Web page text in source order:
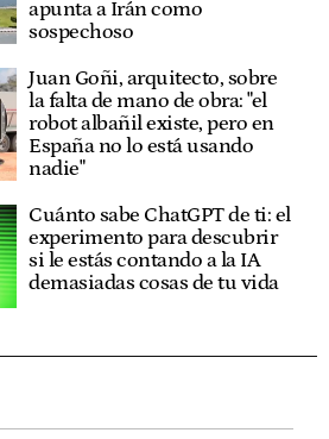
apunta a Irán como
sospechoso
Juan Goñi, arquitecto, sobre
la falta de mano de obra: "el
robot albañil existe, pero en
España no lo está usando
nadie"
Cuánto sabe ChatGPT de ti: el
experimento para descubrir
si le estás contando a la IA
demasiadas cosas de tu vida